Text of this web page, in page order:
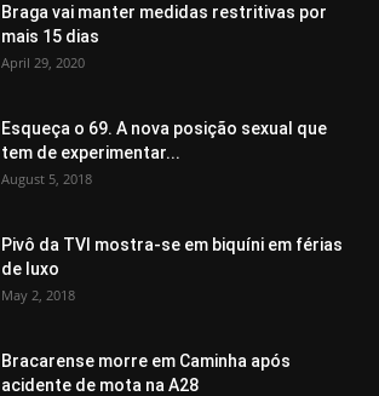
Braga vai manter medidas restritivas por
mais 15 dias
April 29, 2020
Esqueça o 69. A nova posição sexual que
tem de experimentar...
August 5, 2018
Pivô da TVI mostra-se em biquíni em férias
de luxo
May 2, 2018
Bracarense morre em Caminha após
acidente de mota na A28